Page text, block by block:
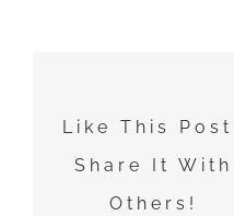
Like This
Share It With
Others!